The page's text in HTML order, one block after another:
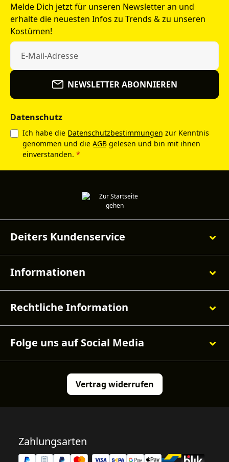
Melde Dich jetzt für unseren Newsletter an und
erhalte die neuesten Infos zu Trends & zu unseren
Kostümen!
NEWSLETTER ABONNIEREN
Datenschutz
Ich habe die Datenschutzbestimmungen zur Kenntnis
genommen und die AGB gelesen und bin mit ihnen
einverstanden. *
Deiters Kundenservice
Informationen
Rechtliche Information
Folge uns auf Social Media
Vertrag widerrufen
Zahlungsarten